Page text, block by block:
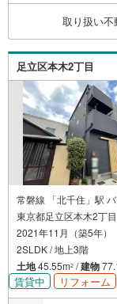
はありま
す。
でPayPay
ずYahoo
い。
取り扱い不
足立区本木2丁目
常磐線 「北千住」駅
東京都足立区本木2丁目
2021年11月（築5年）
2SLDK / 地上3階
土地45.55m2 /建物
賃貸中 リフォーム